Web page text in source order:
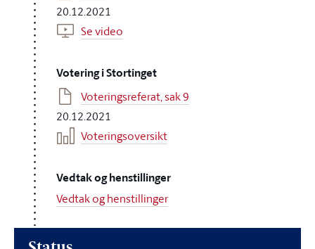
20.12.2021
Se video
Votering i Stortinget
Voteringsreferat, sak 9
20.12.2021
Voteringsoversikt
Vedtak og henstillinger
Vedtak og henstillinger